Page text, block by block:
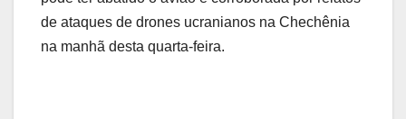
de ataques de drones ucranianos na Chechênia
na manhã desta quarta-feira.